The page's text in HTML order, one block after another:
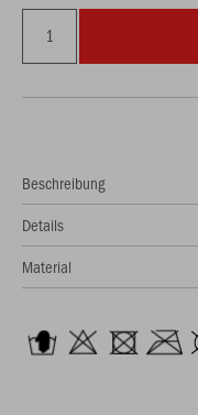
Beschreibung
Details
Material